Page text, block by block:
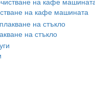
на кафе машината
на стъкло